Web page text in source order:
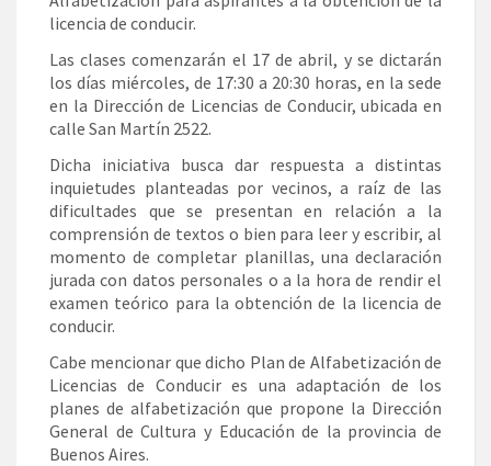
licencia de conducir.
Las clases comenzarán el 17 de abril, y se dictarán
los días miércoles, de 17:30 a 20:30 horas, en la sede
en la Dirección de Licencias de Conducir, ubicada en
calle San Martín 2522.
Dicha iniciativa busca dar respuesta a distintas
inquietudes planteadas por vecinos, a raíz de las
dificultades que se presentan en relación a la
comprensión de textos o bien para leer y escribir, al
momento de completar planillas, una declaración
jurada con datos personales o a la hora de rendir el
examen teórico para la obtención de la licencia de
conducir.
Cabe mencionar que dicho Plan de Alfabetización de
Licencias de Conducir es una adaptación de los
planes de alfabetización que propone la Dirección
General de Cultura y Educación de la provincia de
Buenos Aires.